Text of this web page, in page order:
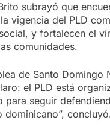
subrayó que
vigencia del PLD
y fortalecen el
comunidades.
de Santo Domingo
el PLD está
para seguir
dominicano”,